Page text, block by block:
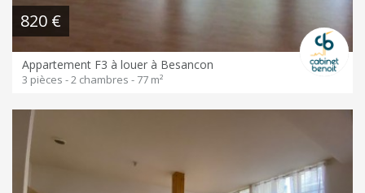
820 €
Appartement F3 à louer à Besancon
3 pièces - 2 chambres - 77 m²